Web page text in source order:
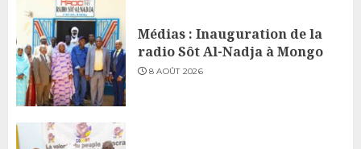
Médias : Inauguration de la
radio Sôt Al-Nadja à Mongo
8 AOÛT 2026